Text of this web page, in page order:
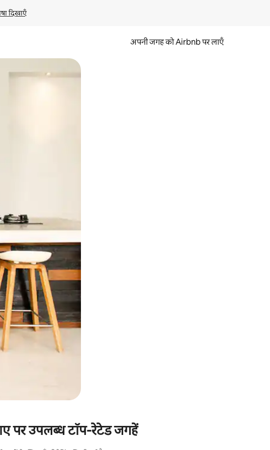
दिखाएँ
अपनी जगह को Airbnb पर लाएँ
करें।
पर उपलब्ध टॉप-रेटेड जगहें